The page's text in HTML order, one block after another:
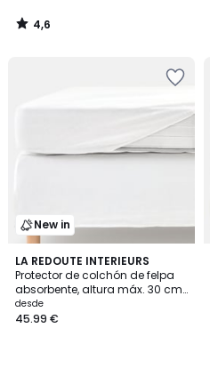
4,6
/
New in
LA REDOUTE INTERIEURS
Protector de colchón de felpa
absorbente, altura máx. 30 cm,
PREMIUM
desde
45.99 €
5
/
5